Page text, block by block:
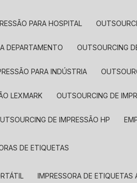
PARA HOSPITAL
DEPARTAMENTO OUTSOURCING
PARA INDÚSTRIA
LEXMARK OUTSOURCING DE
DE IMPRESSÃO HP
DE ETIQUETAS
IMPRESSORA DE ETIQUETAS